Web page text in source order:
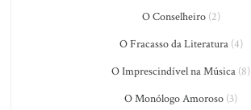
O Conselheiro(2)
O Fracasso da Literatura(4)
O Imprescindível na Música (8)
O Monólogo Amoroso (3)